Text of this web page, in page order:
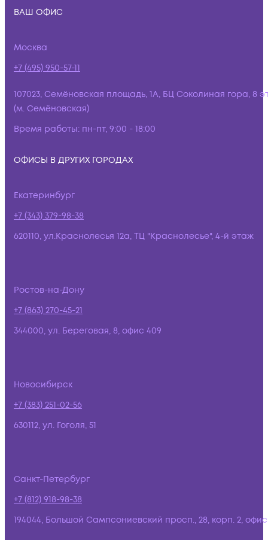
ВАШ ОФИС
Москва
+7 (495) 950-57-11
107023, Семёновская площадь, 1А, БЦ Соколиная гора, 8
(м. Семёновская)
Время работы: пн-пт, 9:00 - 18:00
ОФИСЫ В ДРУГИХ ГОРОДАХ
Екатеринбург
+7 (343) 379-98-38
620110, ул.Краснолесья 12а, ТЦ "Краснолесье", 4-й этаж
Ростов-на-Дону
+7 (863) 270-45-21
344000, ул. Береговая, 8, офис 409
Новосибирск
+7 (383) 251-02-56
630112, ул. Гоголя, 51
Санкт-Петербург
+7 (812) 918-98-38
194044, Большой Сампсониевский просп., 28, корп. 2,